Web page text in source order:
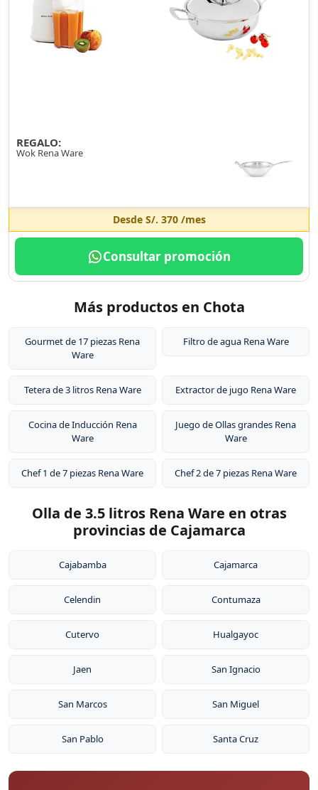
REGALO:
Wok Rena Ware
Desde S/. 370/mes
Consultar promoción
Más productos en Chota
Gourmet de 17 piezas Rena
Ware
Filtro de agua Rena Ware
Tetera de 3 litros Rena Ware Extractor de jugo Rena Ware
Cocina de Inducción Rena
Ware
Juego de Ollas grandes Rena
Ware
Chef 1 de 7 piezas Rena Ware Chef 2 de 7 piezas Rena Ware
Olla de 3.5 litros Rena Ware en otras
provincias de Cajamarca
Cajabamba Cajamarca
Celendin Contumaza
Cutervo Hualgayoc
Jaen San Ignacio
San Marcos San Miguel
San Pablo Santa Cruz